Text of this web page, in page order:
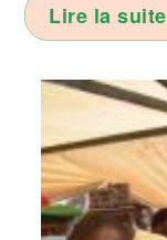
Lire la suite